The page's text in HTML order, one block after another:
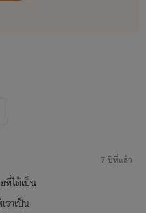
ที่ได้เป็น
ราเป็น
7 ปีที่แล้ว